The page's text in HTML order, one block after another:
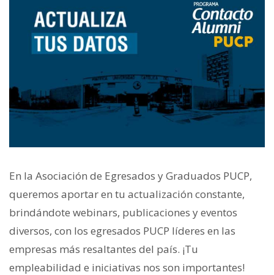
En la Asociación de Egresados y Graduados PUCP,
queremos aportar en tu actualización constante,
brindándote webinars, publicaciones y eventos
diversos, con los egresados PUCP líderes en las
empresas más resaltantes del país. ¡Tu
empleabilidad e iniciativas nos son importantes!